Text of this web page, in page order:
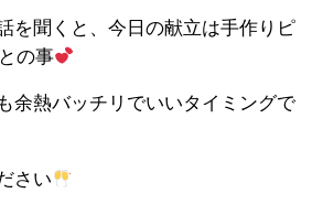
を聞くと、今日の献立は手作りピ
の事
余熱バッチリでいいタイミングで
さい